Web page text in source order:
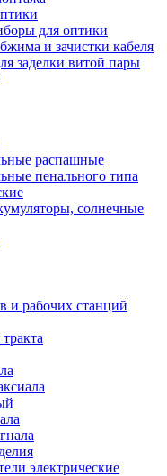
для оптики
и зачистки кабеля
заделки витой пары
распашные
пенального типа
солнечные
и рабочих станций
электрические